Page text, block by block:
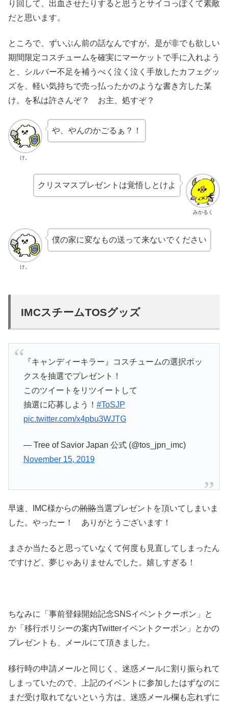
り回して、出血させたりすると思うとサイコっぽくて素敵
だと思います。
ところで、ずいぶん前の話なんですが。是が非でも欲しい
期間限定コスチュームを確実にマーケットで手に入れよう
と、シルバー不足を補うべく泣く泣く手放したカフェグッ
ズを、軽い気持ちで売っ払ったかのような書き方した某
け。を私は許さんぞ？ お主、処すぞ？
け。
や、やんのかごるぁ？！
みかるく
クリスマスプレゼントは覚悟しとけよ
け。
僕の家に変なもの送って来ないでください
IMCスチームTOSグッズ
『キャンディーキラー』コスチュームの選択ボッ
クスを抽選でプレゼント！
このツイートをリツイートして
抽選に応募しよう！ #ToSJP
pic.twitter.com/x4pbu3WJTG
— Tree of Savior Japan 公式 (@tos_jpn_imc)
November 15, 2019
早速、IMC様からの賄賂当選プレゼントを頂いてしまいま
した。やったー！ ありがとうございます！
まさか当たると思っていなくて何度も見直してしまったん
ですけど、夢じゃありませんでした。嬉しすぎる！
ちなみに「事前登録開始記念SNSイベントクーポン」と
か「移行ポリシーの案内Twitterイベン トクーポン」とかの
プレゼントも、メールにて頂きました。
移行時の申請メールと同じく、迷惑メールに割り振られて
しまっていたので、上記のイベントに参加したはずなのに
まだ受け取れてないという方は、迷惑メール欄も忘れずに